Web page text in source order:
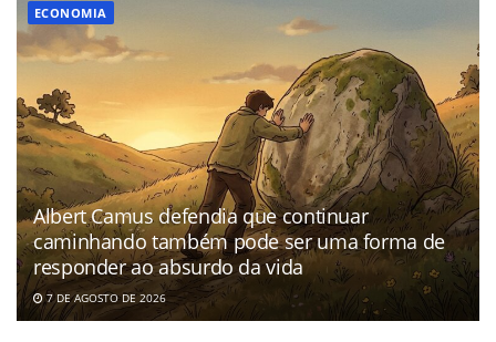
ECONOMIA
Albert Camus defendia que continuar
caminhando também pode ser uma forma de
responder ao absurdo da vida
7 DE AGOSTO DE 2026